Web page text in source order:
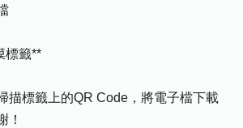
標籤**
描標籤上的QR Code，將電子檔下載
！